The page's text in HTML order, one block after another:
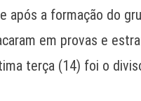
após a formação do
em provas e
terça (14) foi o